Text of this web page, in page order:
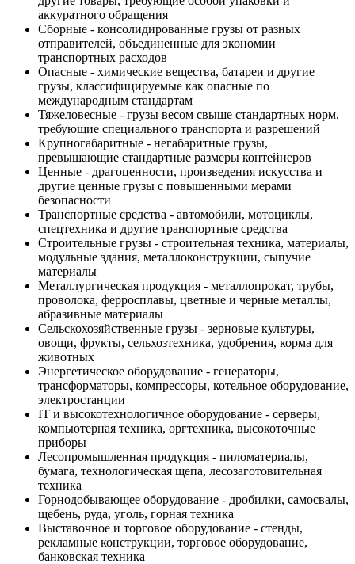
аккуратного обращения
Сборные - консолидированные грузы от разных
отправителей, объединенные для экономии
транспортных расходов
Опасные - химические вещества, батареи и другие
грузы, классифицируемые как опасные по
международным стандартам
Тяжеловесные - грузы весом свыше стандартных норм,
требующие специального транспорта и разрешений
Крупногабаритные - негабаритные грузы,
превышающие стандартные размеры контейнеров
Ценные - драгоценности, произведения искусства и
другие ценные грузы с повышенными мерами
безопасности
Транспортные средства - автомобили, мотоциклы,
спецтехника и другие транспортные средства
Строительные грузы - строительная техника, материалы,
модульные здания, металлоконструкции, сыпучие
материалы
Металлургическая продукция - металлопрокат, трубы,
проволока, ферросплавы, цветные и черные металлы,
абразивные материалы
Сельскохозяйственные грузы - зерновые культуры,
овощи, фрукты, сельхозтехника, удобрения, корма для
животных
Энергетическое оборудование - генераторы,
трансформаторы, компрессоры, котельное оборудование,
электростанции
IT и высокотехнологичное оборудование - серверы,
компьютерная техника, оргтехника, высокоточные
приборы
Лесопромышленная продукция - пиломатериалы,
бумага, технологическая щепа, лесозаготовительная
техника
Горнодобывающее оборудование - дробилки, самосвалы,
щебень, руда, уголь, горная техника
Выставочное и торговое оборудование - стенды,
рекламные конструкции, торговое оборудование,
банковская техника